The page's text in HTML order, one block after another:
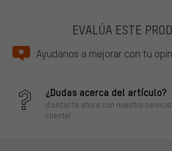
EVALÚA ESTE
Ayudanos a mejorar con tu
¿Dudas acerca del artículo?
¡Contacta ahora con nuestro
cliente!